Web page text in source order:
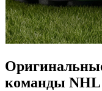
команды NHL